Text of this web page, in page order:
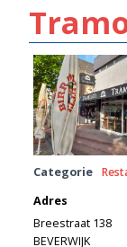
Categorie
Adres
Breestraat 138
BEVERWIJK